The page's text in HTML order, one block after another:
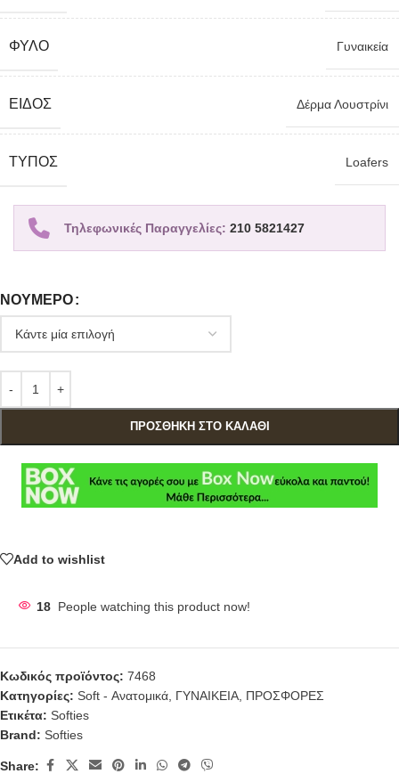
ΦΎΛΟ Γυναικεία
ΕΊΔΟΣ Δέρμα Λουστρίνι
TΎΠΟΣ Loafers
Τηλεφωνικές Παραγγελίες: 210 5821427
ΝΟΎΜΕΡΟ
ΠΡΟΣΘΉΚΗ ΣΤΟ ΚΑΛΆΘΙ
Add to wishlist
18 People watching this product now!
Κωδικός προϊόντος: 7468
Κατηγορίες: Soft - Ανατομικά ΓΥΝΑΙΚΕΙΑ ΠΡΟΣΦΟΡΕΣ
Ετικέτα: Softies
Brand: Softies
Share: